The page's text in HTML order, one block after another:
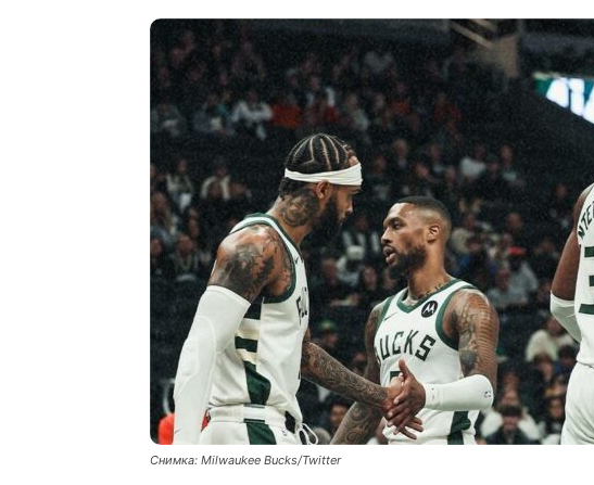
Снимка: Milwaukee Bucks/Twitter